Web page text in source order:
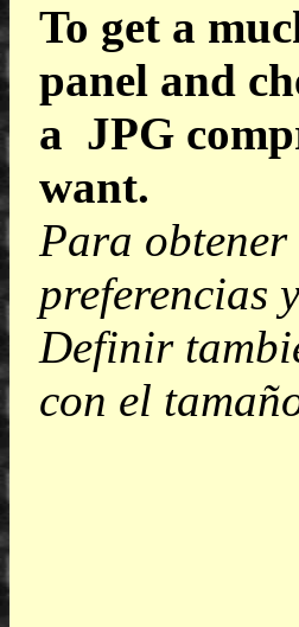
To get a
panel and
a JPG
want.
Para
preferencias
Definir
con el